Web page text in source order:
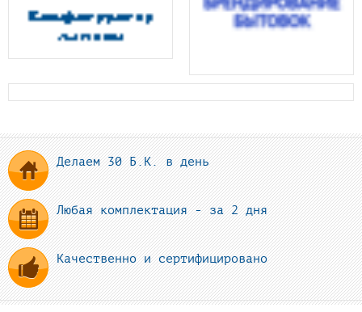
Делаем 30 Б.К. в день
Любая комплектация - за 2 дня
Качественно и сертифицировано